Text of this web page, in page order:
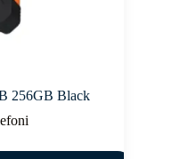
256GB Black